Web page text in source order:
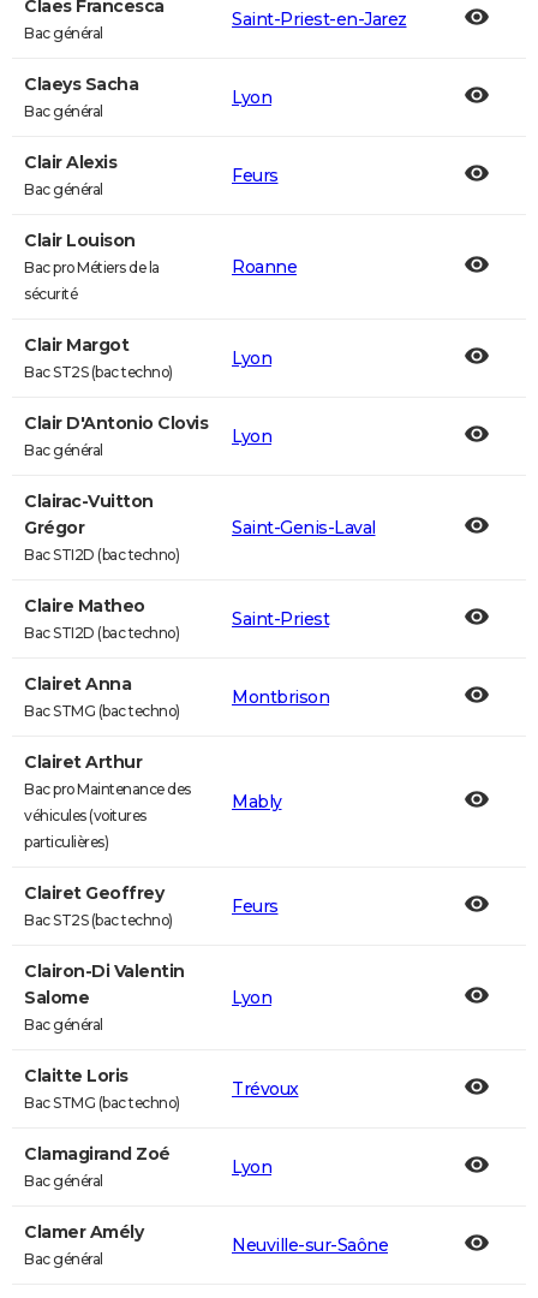
Claes Francesca
Bac général
Saint-Priest-en-Jarez
Claeys Sacha
Bac général
Lyon
Clair Alexis
Bac général
Feurs
Clair Louison
Bac pro Métiers de la
sécurité
Roanne
Clair Margot
Bac ST2S (bac techno)
Lyon
Clair D'Antonio Clovis
Bac général
Lyon
Clairac-Vuitton
Grégor
Bac STI2D (bac techno)
Saint-Genis-Laval
Claire Matheo
Bac STI2D (bac techno)
Saint-Priest
Clairet Anna
Bac STMG (bac techno)
Montbrison
Clairet Arthur
Bac pro Maintenance des
véhicules (voitures
particulières)
Mably
Clairet Geoffrey
Bac ST2S (bac techno)
Feurs
Clairon-Di Valentin
Salome
Bac général
Lyon
Claitte Loris
Bac STMG (bac techno)
Trévoux
Clamagirand Zoé
Bac général
Lyon
Clamer Amély
Bac général
Neuville-sur-Saône